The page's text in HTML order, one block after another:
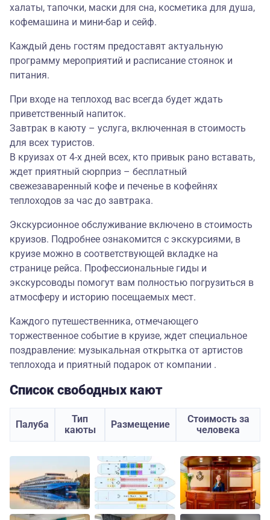
халаты, тапочки, маски для сна, косметика для душа,
кофемашина и мини-бар и сейф.
Каждый день гостям предоставят актуальную
программу мероприятий и расписание стоянок и
питания.
При входе на теплоход вас всегда будет ждать
приветственный напиток.
Завтрак в каюту – услуга, включенная в стоимость
для всех туристов.
В круизах от 4-х дней всех, кто привык рано вставать,
ждет приятный сюрприз – бесплатный
свежезаваренный кофе и печенье в кофейнях
теплоходов за час до завтрака.
Экскурсионное обслуживание включено в стоимость
круизов. Подробнее ознакомится с экскурсиями, в
круизе можно в соответствующей вкладке на
странице рейса. Профессиональные гиды и
экскурсоводы помогут вам полностью погрузиться в
атмосферу и историю посещаемых мест.
Каждого путешественника, отмечающего
торжественное событие в круизе, ждет специальное
поздравление: музыкальная открытка от артистов
теплохода и приятный подарок от компании .
Список свободных кают
Палуба
Тип
каюты
Размещение
Стоимость за
человека